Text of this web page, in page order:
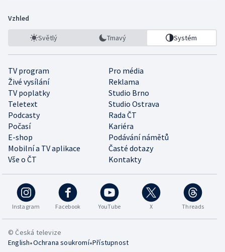
Vzhled
Světlý Tmavý Systém
TV program
Pro média
Živé vysílání
Reklama
TV poplatky
Studio Brno
Teletext
Studio Ostrava
Podcasty
Rada ČT
Počasí
Kariéra
E-shop
Podávání námětů
Mobilní a TV aplikace
Časté dotazy
Vše o ČT
Kontakty
Instagram Facebook YouTube X Threads
© Česká televize
English•Ochrana soukromí•Přístupnost